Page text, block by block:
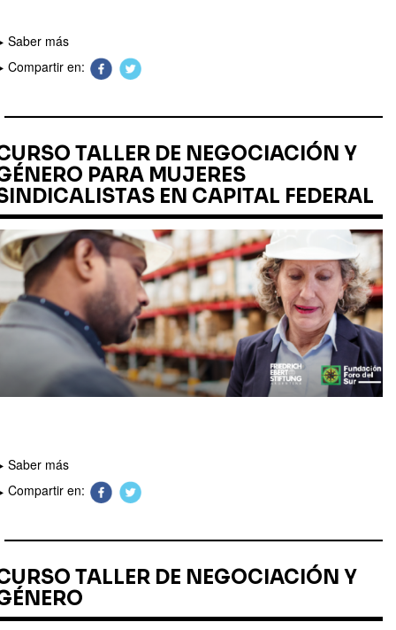
Saber más
Compartir en:
TALLER DE NEGOCIACIÓN Y
PARA MUJERES
EN CAPITAL FEDERAL
Saber más
Compartir en:
TALLER DE NEGOCIACIÓN Y